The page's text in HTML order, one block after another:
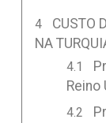
CUSTO
NA
Reino